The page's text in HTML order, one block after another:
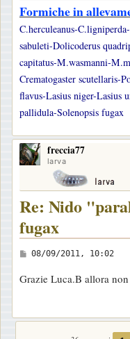
i
o
Formiche in
C.herculeanus-
sabuleti-Dolicoderus
capitatus-M.wasmanni-
Crematogaster scutellaris-
flavus-Lasius niger-Lasius
pallidula-Solenopsis fugax
freccia77
larva
Re: Nido
fugax
M
s
a
08/09/2011, 10:02
Grazie Luca.B allora